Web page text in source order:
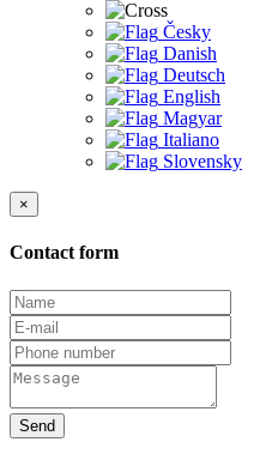
Česky
Danish
Deutsch
English
Magyar
Italiano
Slovensky
×
Contact form
Send